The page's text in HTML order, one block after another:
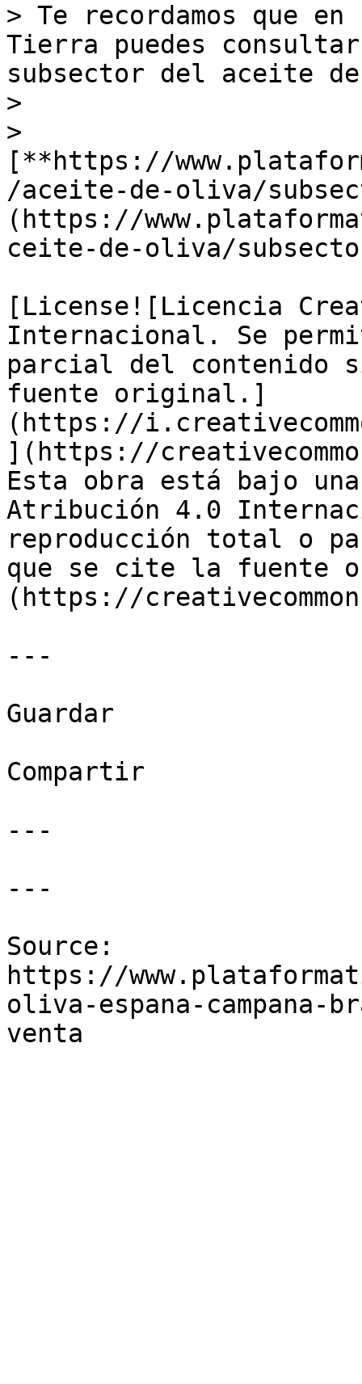
> Te recordamos que
Tierra puedes
subsector del aceite
>
>
[**https://
/aceite-de-oliva/
(https://
ceite-de-oliva/
[License![Licencia
Internacional. Se
parcial del contenido
fuente original.]
(https://
](https://
Esta obra está bajo
Atribución 4.0
reproducción total o
que se cite la fuente
(https://
---
Guardar
Compartir
---
---
Source:
https://
oliva-espana-